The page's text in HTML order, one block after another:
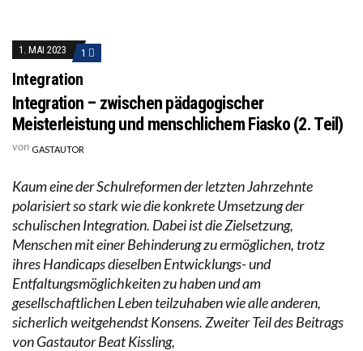
1. MAI 2023 1
Integration
Integration – zwischen pädagogischer
Meisterleistung und menschlichem Fiasko (2. Teil)
von GASTAUTOR
Kaum eine der Schulreformen der letzten Jahrzehnte
polarisiert so stark wie die konkrete Umsetzung der
schulischen Integration. Dabei ist die Zielsetzung,
Menschen mit einer Behinderung zu ermöglichen, trotz
ihres Handicaps dieselben Entwicklungs- und
Entfaltungsmöglichkeiten zu haben und am
gesellschaftlichen Leben teilzuhaben wie alle anderen,
sicherlich weitgehendst Konsens. Zweiter Teil des Beitrags
von Gastautor Beat Kissling,